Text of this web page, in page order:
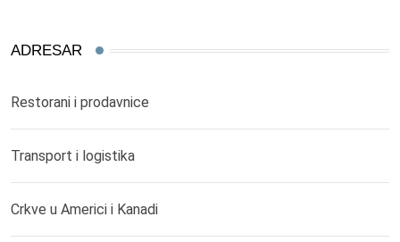
ADRESAR
Restorani i prodavnice
Transport i logistika
Crkve u Americi i Kanadi